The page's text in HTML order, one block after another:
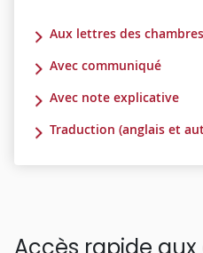
Aux lettres des chambres
Avec communiqué
Avec note explicative
Traduction (anglais et
Accès rapide